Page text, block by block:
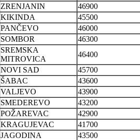
ZRENJANIN 46900
KIKINDA 45500
PANČEVO 46000
SOMBOR 46300
SREMSKA
MITROVICA
46400
NOVI SAD 45700
ŠABAC 43600
VALJEVO 43900
SMEDEREVO 43200
POŽAREVAC 42900
KRAGUJEVAC 41700
JAGODINA 43500